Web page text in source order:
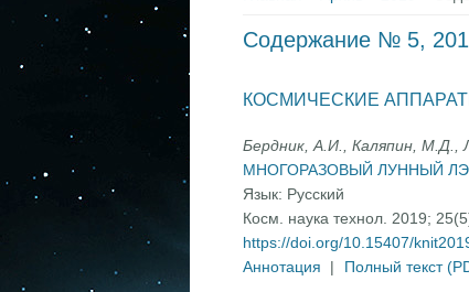
Содержание № 5,
КОСМИЧЕСКИЕ
Бердник, А.И., Каляпин, М.Д.,
МНОГОРАЗОВЫЙ ЛУННЫЙ
Язык: Русский
Косм. наука технол. 2019;
https://doi.org/10.15407/
Аннотация
| Полный текст